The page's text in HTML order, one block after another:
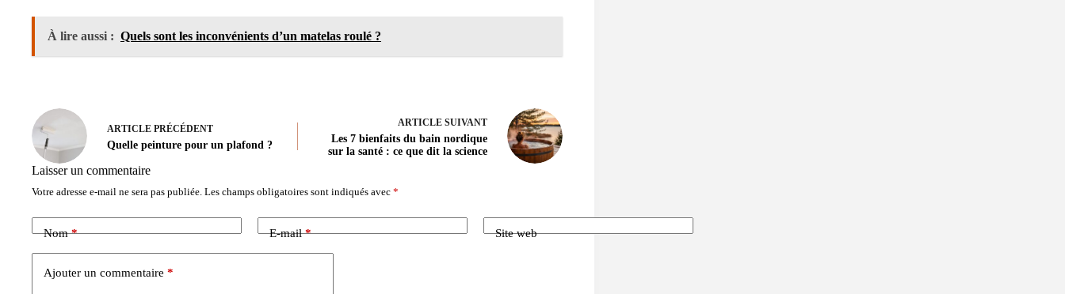
À lire aussi : Quels sont les inconvénients d’un matelas roulé ?
ARTICLE PRÉCÉDENT
Quelle peinture pour un plafond ?
ARTICLE SUIVANT
Les 7 bienfaits du bain nordique
sur la santé : ce que dit la science
Laisser un commentaire
Votre adresse e-mail ne sera pas publiée. Les champs obligatoires sont indiqués avec *
Nom* E-mail* Site web
Ajouter un commentaire *